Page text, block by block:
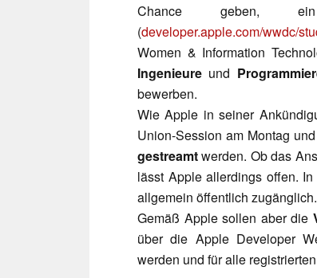
Chance geben,
(developer.apple.com/wwdc/
Women & Information
Ingenieure und
bewerben.
Wie Apple in seiner
Union-Session am Montag
gestreamtwerden. Ob das
lässt Apple allerdings offen.
allgemein öffentlich zugänglich.
Gemäß Apple sollen aber die
über die Apple Developer
werden und für alle